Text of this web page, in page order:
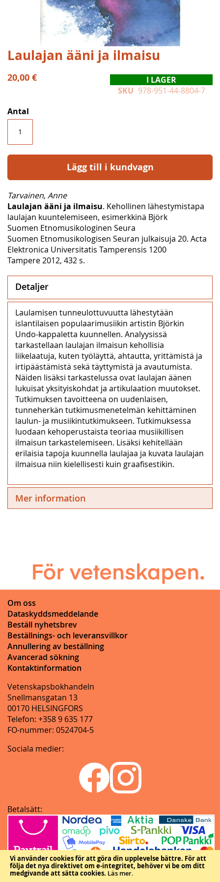
Vi använder cookies för att göra din upplevelse bättre. För att
följa det nya direktivet om e-integritet, behöver vi be om ditt
medgivande att sätta cookies. Läs mer.
Hoppa
till
början
av
Laulajan ääni ja ilmaisu
20,00 €
I LAGER
SKU 978-951-44-8804-7
Antal
Lägg till i kundvagn
Tarvainen, Anne
Laulajan ääni ja ilmaisu. Kehollinen lähestymistapa
laulajan kuuntelemiseen, esimerkkinä Björk
Suomen Etnomusikologinen Seura
Suomen Etnomusikologisen Seuran julkaisuja 20. Acta
Elektronica Universitatis Tamperensis 1200
Tampere 2012, 432 s.
Detaljer
Laulamisen tunneulottuvuutta lähestytään
islantilaisen populaarimusiikin artistin Björkin
Undo-kappaletta kuunnellen. Analyysissä
tarkastellaan laulajan ilmaisun kehollisia
liikelaatuja, kuten työläyttä, ahtautta, yrittämistä ja
irtipäästämistä sekä täyttymistä ja avautumista.
Näiden lisäksi tarkastelussa ovat laulajan äänen
lukuisat yksityiskohdat ja artikulaation muutokset.
Tutkimuksen tavoitteena on uudenlaisen,
tunneherkän tutkimusmenetelmän kehittäminen
laulun- ja musiikintutkimukseen. Tutkimuksessa
luodaan kehoperustaista teoriaa musiikillisen
ilmaisun tarkastelemiseen. Lisäksi kehitellään
erilaisia tapoja kuunnella laulajaa ja kuvata laulajan
ilmaisua niin kielellisesti kuin graafisestikin.
Mer information
Om oss
Dataskyddsmeddelande
Beställ nyhetsbrev
Beställnings- och leveransvillkor
Annullering av beställning
Avancerad sökning
Kontaktinformation
Vetenskapsbokhandeln
Snellmansgatan 13
00170 HELSINGFORS
Telefon: +358 9 635 177
FO-nummer: 0524704-5
Sociala medier:
Betalsätt: